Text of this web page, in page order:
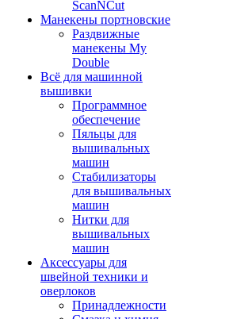
ScanNCut
Манекены портновские
Раздвижные
манекены My
Double
Всё для машинной
вышивки
Программное
обеспечение
Пяльцы для
вышивальных
машин
Стабилизаторы
для вышивальных
машин
Нитки для
вышивальных
машин
Аксессуары для
швейной техники и
оверлоков
Принадлежности